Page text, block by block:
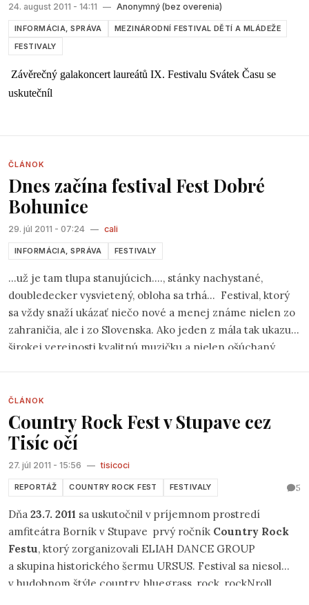
24. august 2011 - 14:11 — Anonymný (bez overenia)
INFORMÁCIA, SPRÁVA
MEZINÁRODNÍ FESTIVAL DĚTÍ A MLÁDEŽE
FESTIVALY
Závěrečný galakoncert laureátů IX. Festivalu Svátek Času se
uskutečníl
ČLÁNOK
Dnes začína festival Fest Dobré
Bohunice
29. júl 2011 - 07:24 — cali
INFORMÁCIA, SPRÁVA FESTIVALY
...už je tam tlupa stanujúcich...., stánky nachystané,
doubledecker vysvietený, obloha sa trhá... Festival, ktorý
sa vždy snaží ukázať niečo nové a menej známe nielen zo
zahraničia, ale i zo Slovenska. Ako jeden z mála tak ukazuje
širokej verejnosti kvalitnú muzičku a nielen ošúchaný
ČLÁNOK
Country Rock Fest v Stupave cez
Tisíc očí
27. júl 2011 - 15:56 — tisicoci
REPORTÁŽ COUNTRY ROCK FEST FESTIVALY 5
Dňa 23.7. 2011 sa uskutočnil v príjemnom prostredí
amfiteátra Borník v Stupave prvý ročník Country Rock
Festu, ktorý zorganizovali ELIAH DANCE GROUP
a skupina historického šermu URSUS. Festival sa niesol
v hudobnom štýle country, bluegrass, rock, rockNroll.